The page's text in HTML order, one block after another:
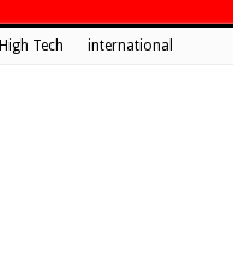
High Tech international